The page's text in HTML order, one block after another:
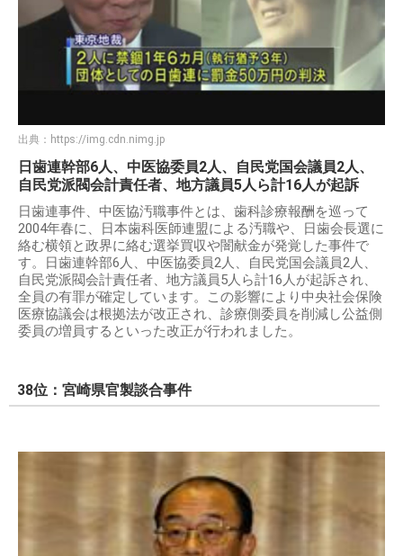
出典： https://img.cdn.nimg.jp
日歯連幹部6人、中医協委員2人、自民党国会議員2人、
自民党派閥会計責任者、地方議員5人ら計16人が起訴
日歯連事件、中医協汚職事件とは、歯科診療報酬を巡って
2004年春に、日本歯科医師連盟による汚職や、日歯会長選に
絡む横領と政界に絡む選挙買収や闇献金が発覚した事件で
す。日歯連幹部6人、中医協委員2人、自民党国会議員2人、
自民党派閥会計責任者、地方議員5人ら計16人が起訴され、
全員の有罪が確定しています。この影響により中央社会保険
医療協議会は根拠法が改正され、診療側委員を削減し公益側
委員の増員するといった改正が行われました。
38位：宮崎県官製談合事件